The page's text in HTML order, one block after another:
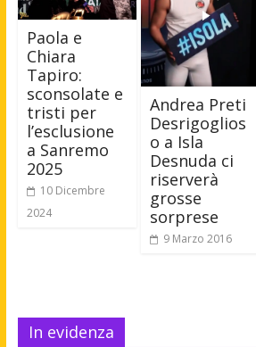
Paola e
Chiara
Tapiro:
sconsolate e
tristi per
l’esclusione
a Sanremo
2025
10 Dicembre
2024
Andrea Preti
Desrigoglios
o a Isla
Desnuda ci
riserverà
grosse
sorprese
9 Marzo 2016
In evidenza